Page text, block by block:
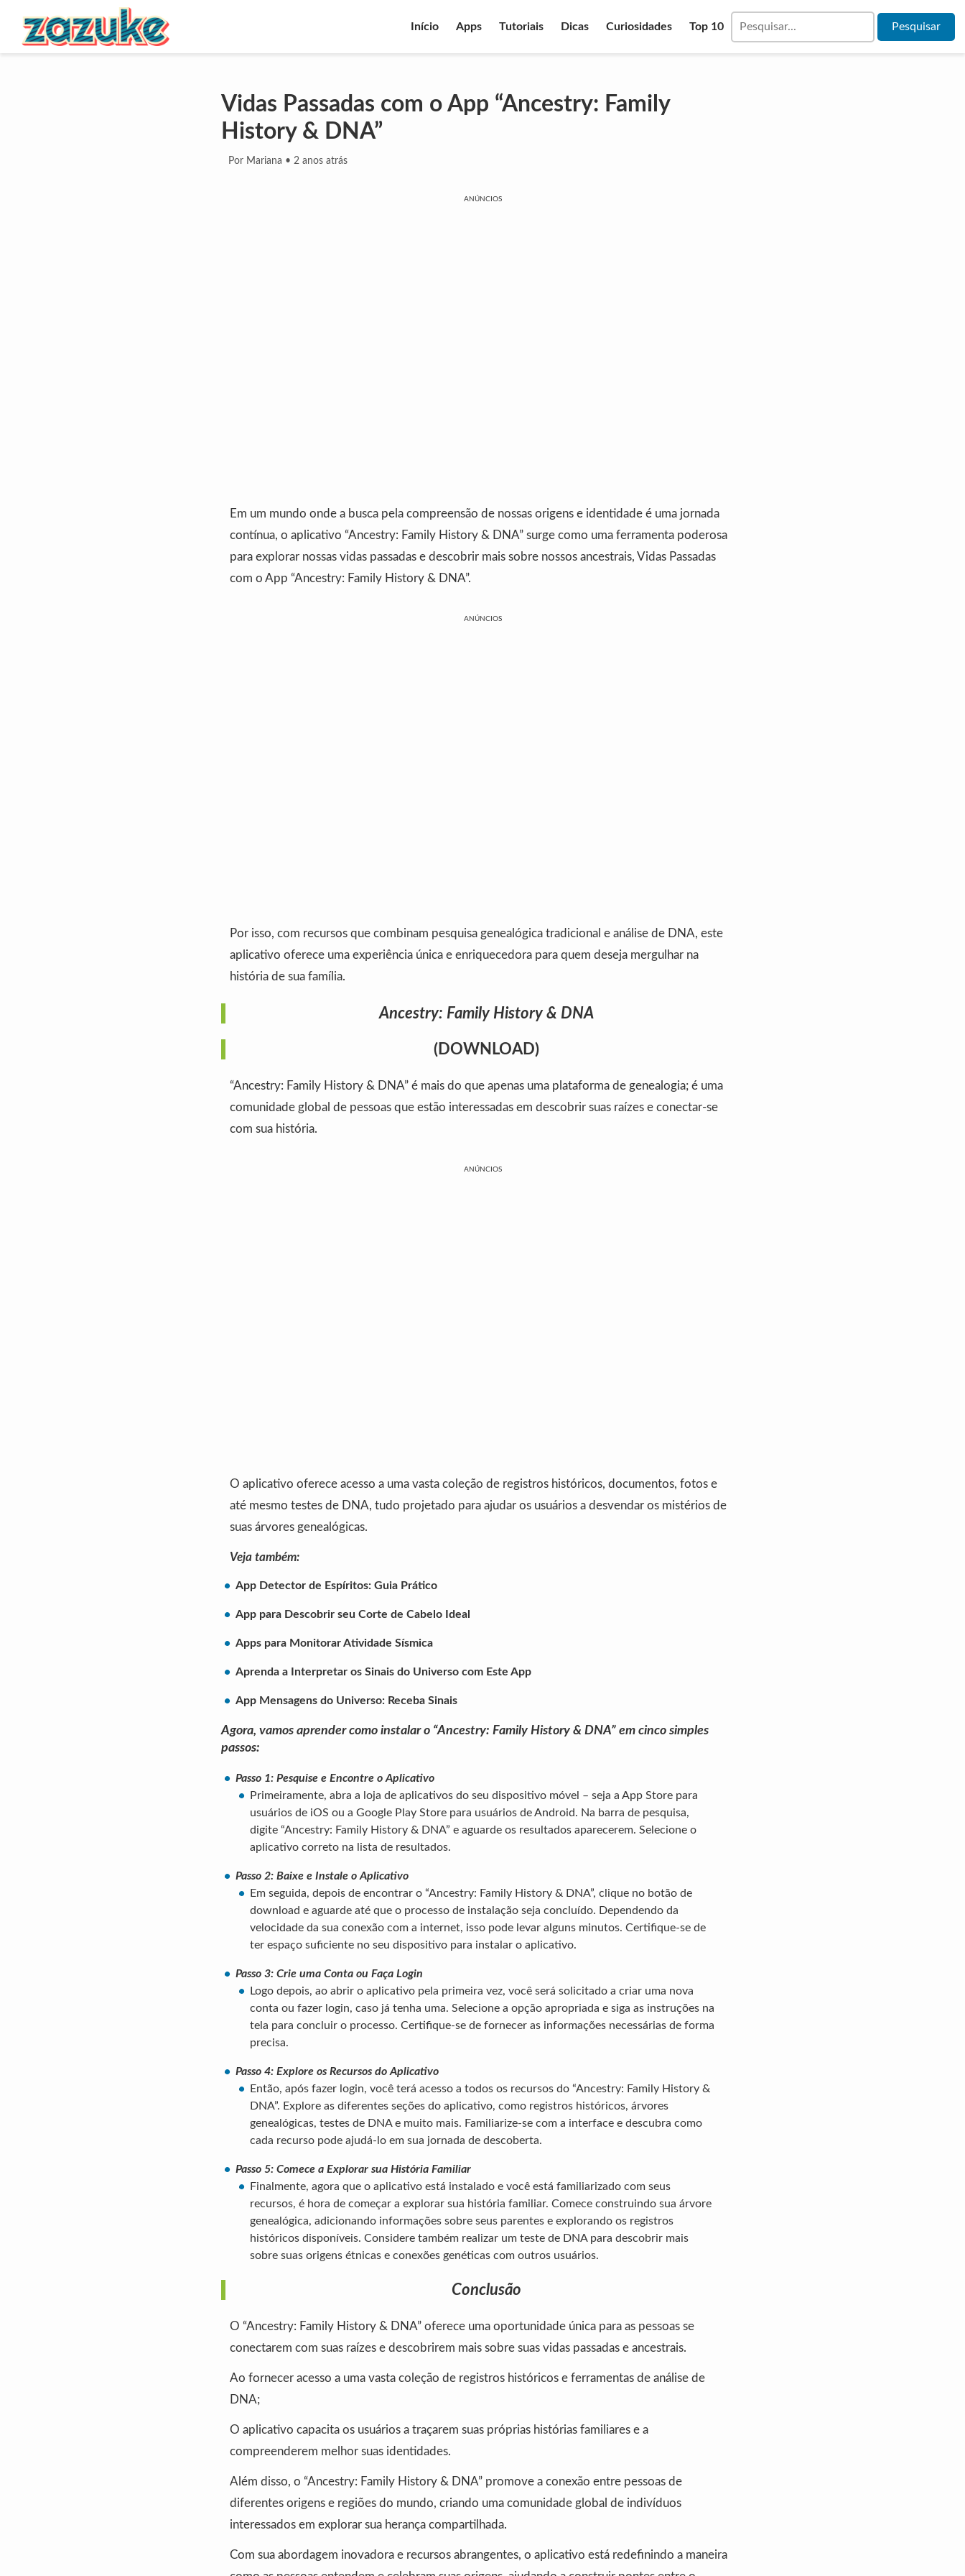
Início Apps Tutoriais Dicas Curiosidades Top 10
Vidas Passadas com o App “Ancestry: Family
History & DNA”
Por Mariana • 2 anos atrás
ANÚNCIOS
Em um mundo onde a busca pela compreensão de nossas origens e identidade é uma jornada
contínua, o aplicativo “Ancestry: Family History & DNA” surge como uma ferramenta poderosa
para explorar nossas vidas passadas e descobrir mais sobre nossos ancestrais, Vidas Passadas
com o App “Ancestry: Family History & DNA”.
ANÚNCIOS
Por isso, com recursos que combinam pesquisa genealógica tradicional e análise de DNA, este
aplicativo oferece uma experiência única e enriquecedora para quem deseja mergulhar na
história de sua família.
Ancestry: Family History & DNA
(DOWNLOAD)
“Ancestry: Family History & DNA” é mais do que apenas uma plataforma de genealogia; é uma
comunidade global de pessoas que estão interessadas em descobrir suas raízes e conectar-se
com sua história.
ANÚNCIOS
O aplicativo oferece acesso a uma vasta coleção de registros históricos, documentos, fotos e
até mesmo testes de DNA, tudo projetado para ajudar os usuários a desvendar os mistérios de
suas árvores genealógicas.
Veja também:
App Detector de Espíritos: Guia Prático
App para Descobrir seu Corte de Cabelo Ideal
Apps para Monitorar Atividade Sísmica
Aprenda a Interpretar os Sinais do Universo com Este App
App Mensagens do Universo: Receba Sinais
Agora, vamos aprender como instalar o “Ancestry: Family History & DNA” em cinco simples
passos:
Passo 1: Pesquise e Encontre o Aplicativo
Primeiramente, abra a loja de aplicativos do seu dispositivo móvel – seja a App Store para
usuários de iOS ou a Google Play Store para usuários de Android. Na barra de pesquisa,
digite “Ancestry: Family History & DNA” e aguarde os resultados aparecerem. Selecione o
aplicativo correto na lista de resultados.
Passo 2: Baixe e Instale o Aplicativo
Em seguida, depois de encontrar o “Ancestry: Family History & DNA”, clique no botão de
download e aguarde até que o processo de instalação seja concluído. Dependendo da
velocidade da sua conexão com a internet, isso pode levar alguns minutos. Certifique-se de
ter espaço suficiente no seu dispositivo para instalar o aplicativo.
Passo 3: Crie uma Conta ou Faça Login
Logo depois, ao abrir o aplicativo pela primeira vez, você será solicitado a criar uma nova
conta ou fazer login, caso já tenha uma. Selecione a opção apropriada e siga as instruções na
tela para concluir o processo. Certifique-se de fornecer as informações necessárias de forma
precisa.
Passo 4: Explore os Recursos do Aplicativo
Então, após fazer login, você terá acesso a todos os recursos do “Ancestry: Family History &
DNA”. Explore as diferentes seções do aplicativo, como registros históricos, árvores
genealógicas, testes de DNA e muito mais. Familiarize-se com a interface e descubra como
cada recurso pode ajudá-lo em sua jornada de descoberta.
Passo 5: Comece a Explorar sua História Familiar
Finalmente, agora que o aplicativo está instalado e você está familiarizado com seus
recursos, é hora de começar a explorar sua história familiar. Comece construindo sua árvore
genealógica, adicionando informações sobre seus parentes e explorando os registros
históricos disponíveis. Considere também realizar um teste de DNA para descobrir mais
sobre suas origens étnicas e conexões genéticas com outros usuários.
Conclusão
O “Ancestry: Family History & DNA” oferece uma oportunidade única para as pessoas se
conectarem com suas raízes e descobrirem mais sobre suas vidas passadas e ancestrais.
Ao fornecer acesso a uma vasta coleção de registros históricos e ferramentas de análise de
DNA;
O aplicativo capacita os usuários a traçarem suas próprias histórias familiares e a
compreenderem melhor suas identidades.
Além disso, o “Ancestry: Family History & DNA” promove a conexão entre pessoas de
diferentes origens e regiões do mundo, criando uma comunidade global de indivíduos
interessados em explorar sua herança compartilhada.
Com sua abordagem inovadora e recursos abrangentes, o aplicativo está redefinindo a maneira